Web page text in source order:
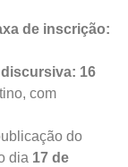
de inscrição:
16
com
do
dia 17 de